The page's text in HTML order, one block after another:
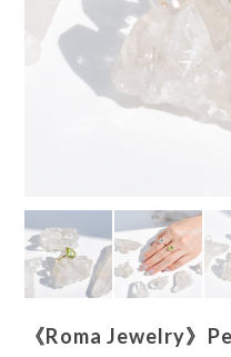
《Roma Jewelry》